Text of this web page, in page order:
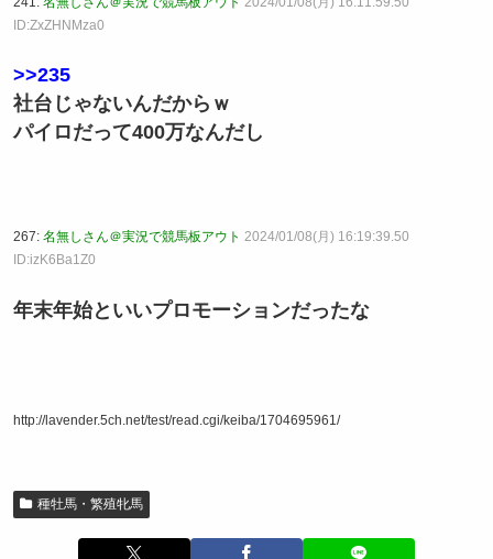
ID:ZxZHNMza0
>>235
社台じゃないんだからｗ
パイロだって400万なんだし
267: 名無しさん＠実況で競馬板アウト 2024/01/08(月) 16:19:39.50
ID:izK6Ba1Z0
年末年始といいプロモーションだったな
http://lavender.5ch.net/test/read.cgi/keiba/1704695961/
種牡馬・繁殖牝馬